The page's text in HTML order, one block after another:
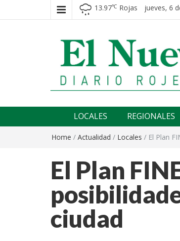
13.97℃ Rojas jueves, 6
El nuevo
LOCALES REGIONALES
Home / Actualidad / Locales / El Plan
El Plan
ciudad